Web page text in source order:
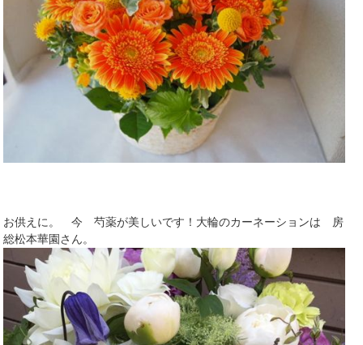
お供えに。 今 芍薬が美しいです！大輪のカーネーションは 房
総松本華園さん。